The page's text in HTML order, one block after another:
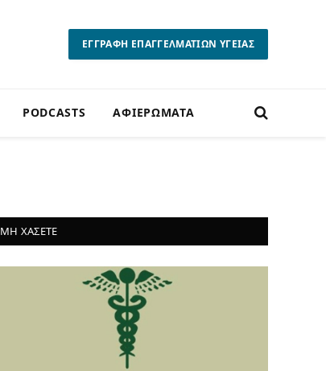
ΕΓΓΡΑΦΗ ΕΠΑΓΓΕΛΜΑΤΙΩΝ ΥΓΕΙΑΣ
PODCASTS ΑΦΙΕΡΩΜΑΤΑ
ΜΗ ΧΑΣΕΤΕ